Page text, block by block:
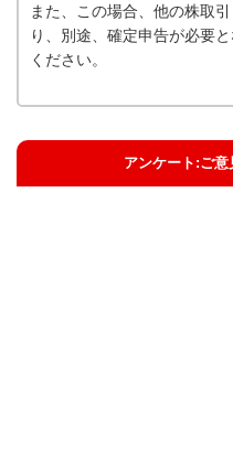
また、この場合、他の株取
り、別途、確定申告が必要
ください。
アンケート:ご